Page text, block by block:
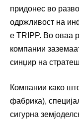
придонес во
одржливост на
е TRIPP. Во оваа
компании
синџир на
Компании како
фабрика),
сигурна